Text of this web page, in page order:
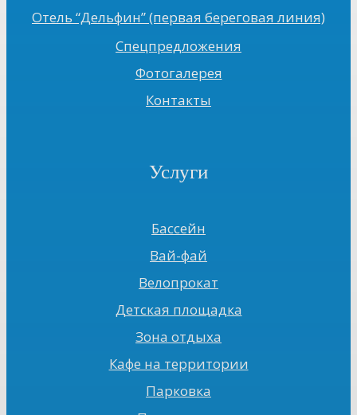
Отель “Дельфин” (первая береговая линия)
Спецпредложения
Фотогалерея
Контакты
Услуги
Бассейн
Вай-фай
Велопрокат
Детская площадка
Зона отдыха
Кафе на территории
Парковка